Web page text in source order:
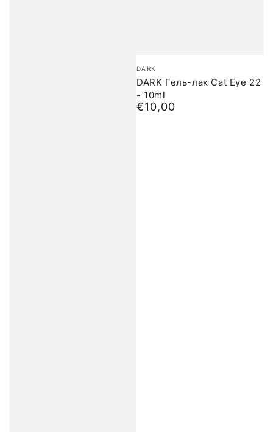
Бренд:
DARK
DARK Гель-лак Cat Eye 22
- 10ml
Обычная
€10,00